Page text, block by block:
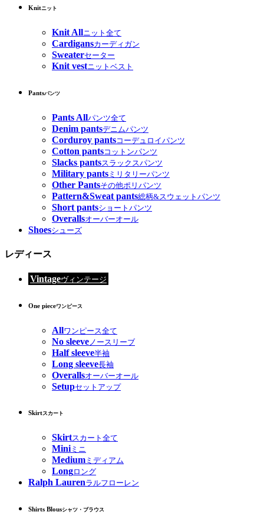
Knitニット
Knit Allニット全て
Cardigansカーディガン
Sweaterセーター
Knit vestニットベスト
Pantsパンツ
Pants Allパンツ全て
Denim pantsデニムパンツ
Corduroy pantsコーデュロイパンツ
Cotton pantsコットンパンツ
Slacks pantsスラックスパンツ
Military pants ミリタリーパンツ
Other Pantsその他ポリパンツ
Pattern&Sweat pants総柄&スウェットパンツ
Short pantsショートパンツ
Overallsオーバーオール
Shoesシューズ
レディース
Vintageヴィンテージ
One pieceワンピース
Allワンピース全て
No sleeve ノースリーブ
Half sleeve半袖
Long sleeve長袖
Overallsオーバーオール
Setupセットアップ
Skirtスカート
Skirtスカート全て
Miniミニ
Medium ミディアム
Longロング
Ralph Laurenラルフローレン
Shirts Blousシャツ・ブラウス